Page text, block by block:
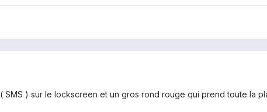
SMS ) sur le lockscreen et un gros rond rouge qui prend toute la